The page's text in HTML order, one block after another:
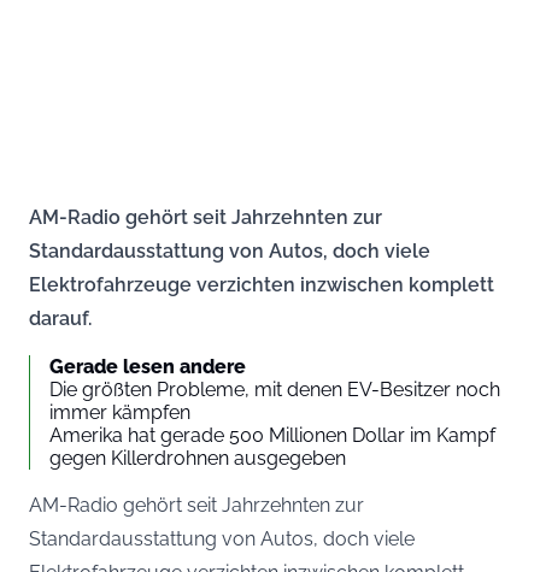
AM-Radio gehört seit Jahrzehnten zur
Standardausstattung von Autos, doch viele
Elektrofahrzeuge verzichten inzwischen komplett
darauf.
Gerade lesen andere
Die größten Probleme, mit denen EV-Besitzer noch
immer kämpfen
Amerika hat gerade 500 Millionen Dollar im Kampf
gegen Killerdrohnen ausgegeben
AM-Radio gehört seit Jahrzehnten zur
Standardausstattung von Autos, doch viele